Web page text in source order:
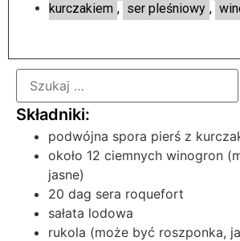
kurczakiem , ser pleśniowy ,
podwójna spora pierś z
około 12 ciemnych winogron
jasne)
20 dag sera roquefort
sałata lodowa
rukola (może być roszponka,